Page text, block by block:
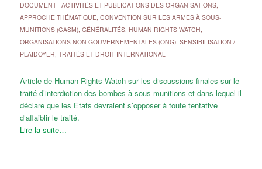
DOCUMENT- ACTIVITÉS ET PUBLICATIONS DES ORGANISATIONS,
APPROCHE THÉMATIQUE, CONVENTION SUR LES ARMES À SOUS-
MUNITIONS (CASM), GÉNÉRALITÉS, HUMAN RIGHTS WATCH,
ORGANISATIONS NON GOUVERNEMENTALES (ONG), SENSIBILISATION /
PLAIDOYER, TRAITÉS ET DROIT INTERNATIONAL
Article de Human Rights Watch sur les discussions finales sur le
traité d’interdiction des bombes à sous-munitions et dans lequel il
déclare que les Etats devraient s’opposer à toute tentative
d’affaiblir le traité.
Lire la suite…